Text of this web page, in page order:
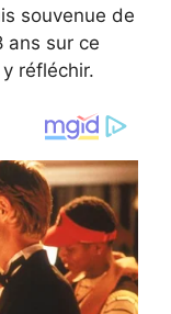
souvenue de
ans sur ce
réfléchir.